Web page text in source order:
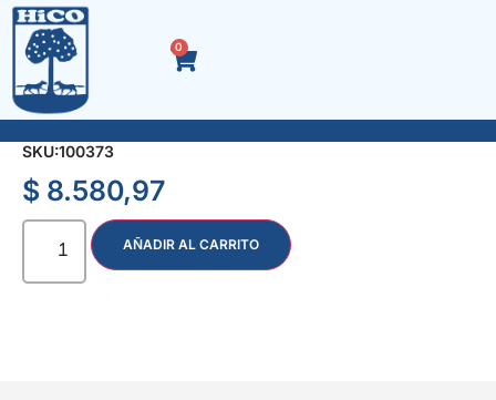
0
ALICATE 1/2 CAÑA 8″
SKU:100373
$ 8.580,97
AÑADIR AL CARRITO